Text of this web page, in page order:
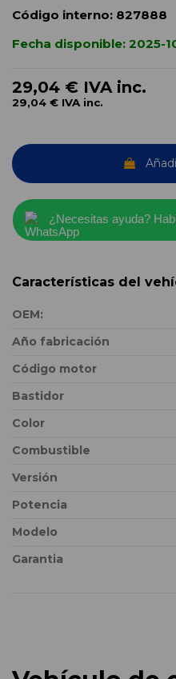
Código interno: 827888
Fecha disponible: 2025-
29,04 € IVA inc.
29,04 € IVA inc.
¿Necesitas ayuda?
Características del
OEM:
Año fabricación
Código motor
Bastidor
Color
Combustible
Versión
Potencia
Modelo
Garantia